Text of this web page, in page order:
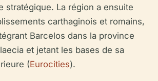
stratégique. La région a ensuite
carthaginois et romains,
Barcelos dans la province
et jetant les bases de sa
(Eurocities).